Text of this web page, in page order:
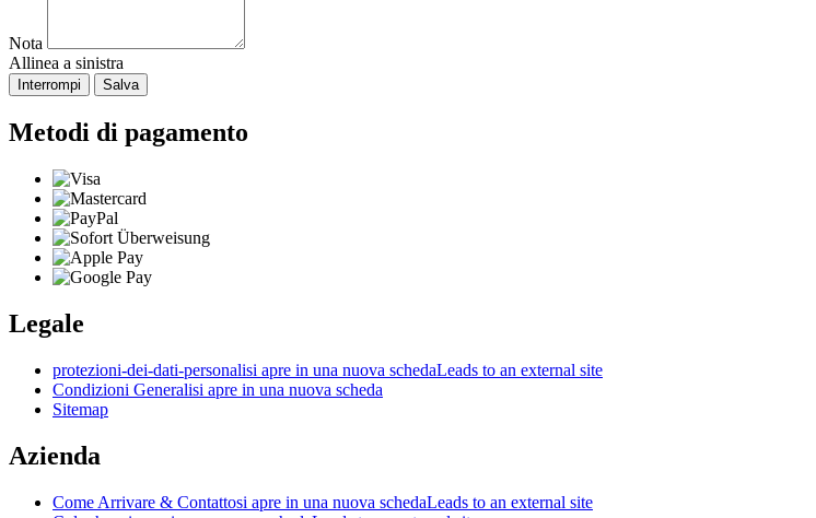
Nota
Allinea a sinistra
Interrompi Salva
Metodi di pagamento
Legale
protezioni-dei-dati-personalisi apre in una nuova schedaLeads to an external site
Condizioni Generalisi apre in una nuova scheda
Sitemap
Azienda
Come Arrivare & Contattosi apre in una nuova schedaLeads to an external site